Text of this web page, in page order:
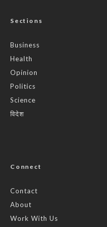
Sections
Business
Health
Opinion
Politics
Science
विदेश
Connect
Contact
About
Work With Us